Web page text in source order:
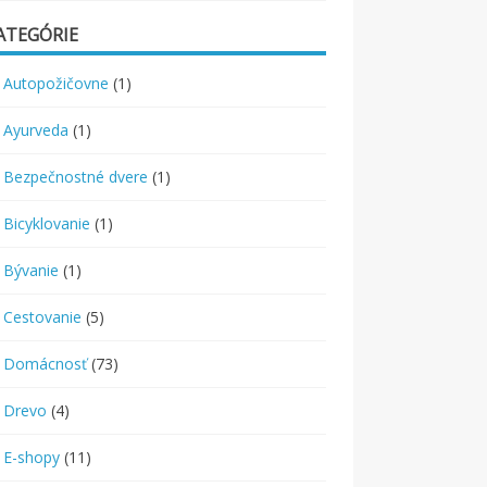
Autopožičovne (1)
Ayurveda (1)
Bezpečnostné dvere (1)
Bicyklovanie (1)
Bývanie (1)
Cestovanie (5)
Domácnosť(73)
Drevo (4)
E-shopy (11)